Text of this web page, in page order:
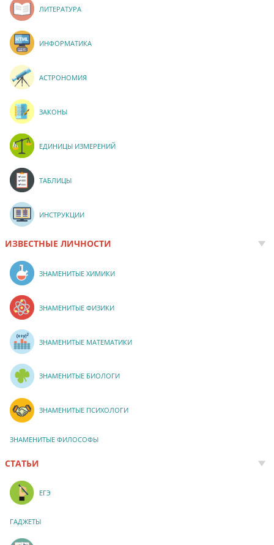
ЛИТЕРАТУРА
ИНФОРМАТИКА
АСТРОНОМИЯ
ЗАКОНЫ
ЕДИНИЦЫ ИЗМЕРЕНИЙ
ТАБЛИЦЫ
ИНСТРУКЦИИ
ИЗВЕСТНЫЕ ЛИЧНОСТИ
ЗНАМЕНИТЫЕ ХИМИКИ
ЗНАМЕНИТЫЕ ФИЗИКИ
ЗНАМЕНИТЫЕ МАТЕМАТИКИ
ЗНАМЕНИТЫЕ БИОЛОГИ
ЗНАМЕНИТЫЕ ПСИХОЛОГИ
ЗНАМЕНИТЫЕ ФИЛОСОФЫ
СТАТЬИ
ЕГЭ
ГАДЖЕТЫ